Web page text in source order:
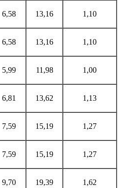
6,58 13,16 1,10
6,58 13,16 1,10
5,99 11,98 1,00
6,81 13,62 1,13
7,59 15,19 1,27
7,59 15,19 1,27
9,70 19,39 1,62